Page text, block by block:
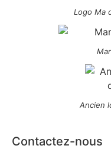
Logo Ma
Ancien
Contactez-nous